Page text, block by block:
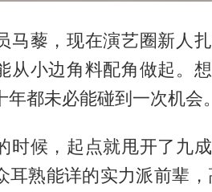
马藜，现在演艺圈新人
从小边角料配角做起。
年都未必能碰到一次机会。
时候，起点就甩开了九
耳熟能详的实力派前辈